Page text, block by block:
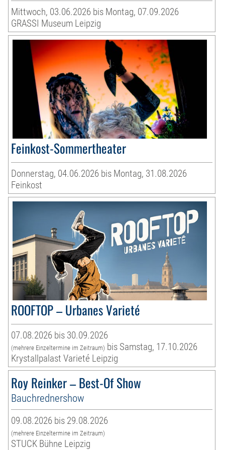
Mittwoch, 03.06.2026 bis Montag, 07.09.2026
GRASSI Museum Leipzig
Feinkost-Sommertheater
Donnerstag, 04.06.2026 bis Montag, 31.08.2026
Feinkost
ROOFTOP – Urbanes Varieté
07.08.2026 bis 30.09.2026
(mehrere Einzeltermine im Zeitraum) bis Samstag, 17.10.2026
Krystallpalast Varieté Leipzig
Roy Reinker – Best-Of Show
Bauchrednershow
09.08.2026 bis 29.08.2026
(mehrere Einzeltermine im Zeitraum)
STUCK Bühne Leipzig